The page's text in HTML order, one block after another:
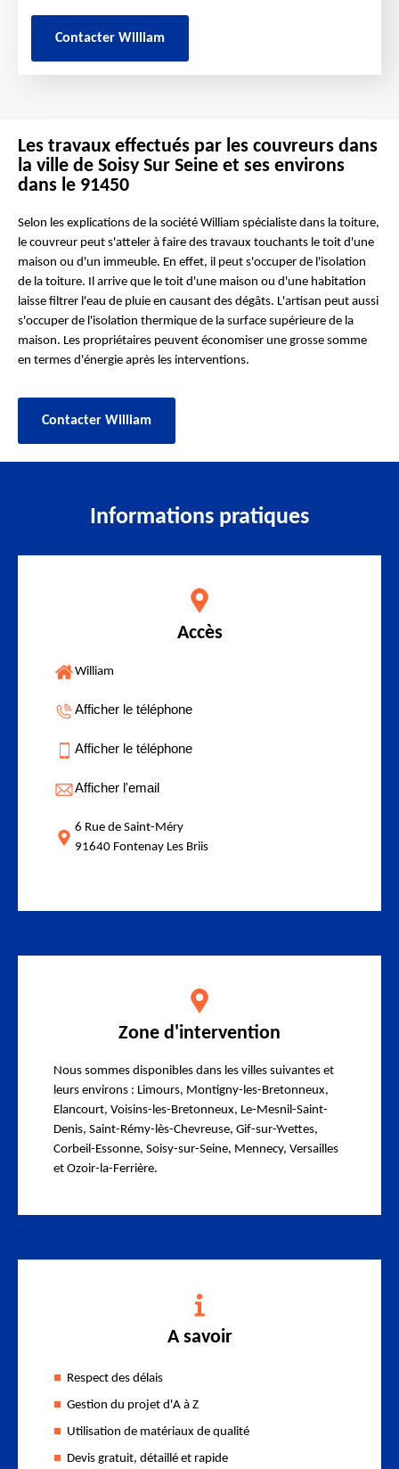
Contacter William
Les travaux effectués par les couvreurs dans
la ville de Soisy Sur Seine et ses environs
dans le 91450
Selon les explications de la société William spécialiste dans la toiture,
le couvreur peut s'atteler à faire des travaux touchants le toit d'une
maison ou d'un immeuble. En effet, il peut s'occuper de l'isolation
de la toiture. Il arrive que le toit d'une maison ou d'une habitation
laisse filtrer l'eau de pluie en causant des dégâts. L'artisan peut aussi
s'occuper de l'isolation thermique de la surface supérieure de la
maison. Les propriétaires peuvent économiser une grosse somme
en termes d'énergie après les interventions.
Contacter William
Informations pratiques
Accès
William
Afficher le téléphone
Afficher le téléphone
Afficher l'email
6 Rue de Saint-Méry
91640 Fontenay Les Briis
Zone d'intervention
Nous sommes disponibles dans les villes suivantes et
leurs environs : Limours, Montigny-les-Bretonneux,
Elancourt, Voisins-les-Bretonneux, Le-Mesnil-Saint-
Denis, Saint-Rémy-lès-Chevreuse, Gif-sur-Yvettes,
Corbeil-Essonne, Soisy-sur-Seine, Mennecy, Versailles
et Ozoir-la-Ferrière.
A savoir
Respect des délais
Gestion du projet d'A à Z
Utilisation de matériaux de qualité
Devis gratuit, détaillé et rapide